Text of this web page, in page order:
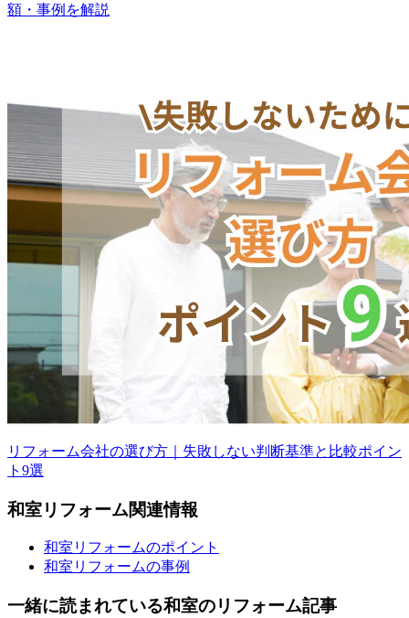
額・事例を解説
リフォーム会社の選び方｜失敗しない判断基準と比較ポイン
ト9選
和室リフォーム関連情報
和室リフォームのポイント
和室リフォームの事例
一緒に読まれている和室のリフォーム記事